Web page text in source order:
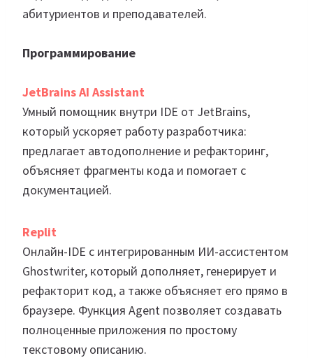
абитуриентов и преподавателей.
Программирование
JetBrains AI Assistant
Умный помощник внутри IDE от JetBrains,
который ускоряет работу разработчика:
предлагает автодополнение и рефакторинг,
объясняет фрагменты кода и помогает с
документацией.
Replit
Онлайн-IDE с интегрированным ИИ-ассистентом
Ghostwriter, который дополняет, генерирует и
рефакторит код, а также объясняет его прямо в
браузере. Функция Agent позволяет создавать
полноценные приложения по простому
текстовому описанию.